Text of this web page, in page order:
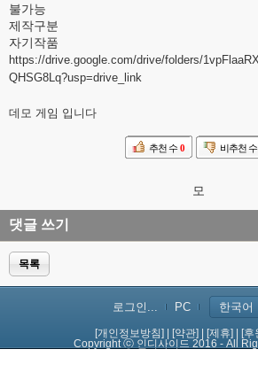
불가능
제작구분
자기작품
https://drive.google.com/drive/folders/
QHSG8Lq?usp=drive_link
데모 게임 입니다
추천 수 0 비추천 수
모
댓글 쓰기
목록
로그인... PC 한국어
[개인정보방침] [약관] [제휴] [후
Copyright ⓒ 인디사이드 2016 - All